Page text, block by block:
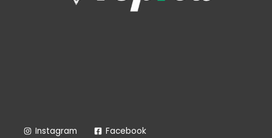
Instagram Facebook